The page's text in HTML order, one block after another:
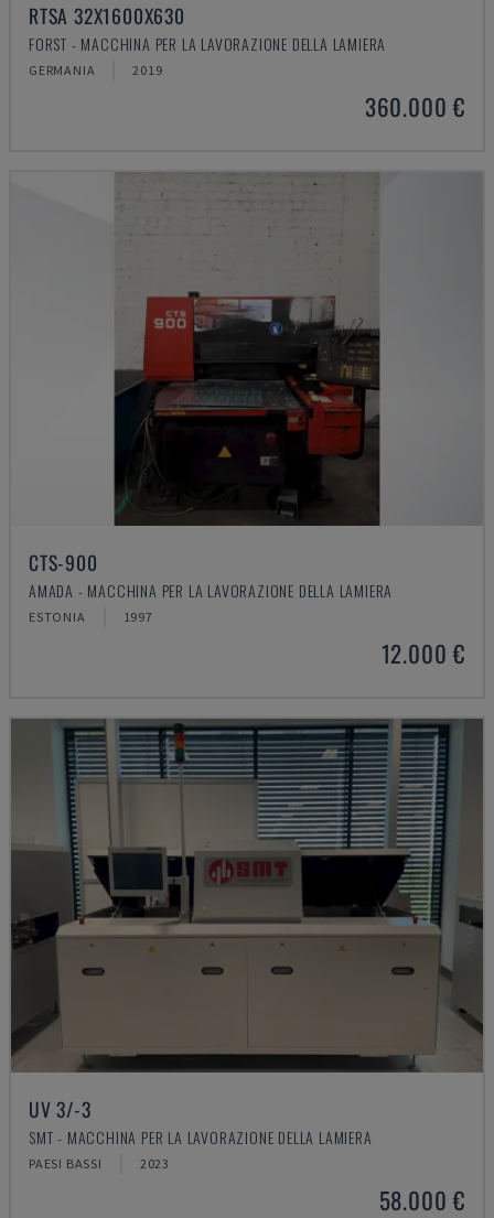
RTSA 32X1600X630
FORST - MACCHINA PER LA LAVORAZIONE DELLA LAMIERA
GERMANIA 2019
360.000 €
CTS-900
AMADA - MACCHINA PER LA LAVORAZIONE DELLA LAMIERA
ESTONIA 1997
12.000 €
UV 3/-3
SMT - MACCHINA PER LA LAVORAZIONE DELLA LAMIERA
PAESI BASSI 2023
58.000 €